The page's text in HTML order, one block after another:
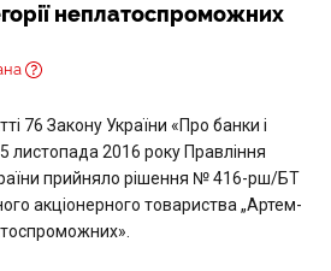
неплатоспроможних
76 Закону України «Про банки і
листопада 2016 року Правління
прийняло рішення № 416-рш/БТ
акціонерного товариства „Артем-